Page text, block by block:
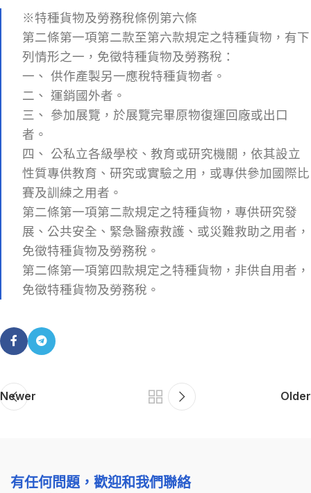
※特種貨物及勞務稅條例第六條
第二條第一項第二款至第六款規定之特種貨物，有下
列情形之一，免徵特種貨物及勞務稅：
一、 供作產製另一應稅特種貨物者。
二、 運銷國外者。
三、 參加展覽，於展覽完畢原物復運回廠或出口
者。
四、 公私立各級學校、教育或研究機關，依其設立
性質專供教育、研究或實驗之用，或專供參加國際比
賽及訓練之用者。
第二條第一項第二款規定之特種貨物，專供研究發
展、公共安全、緊急醫療救護、或災難救助之用者，
免徵特種貨物及勞務稅。
第二條第一項第四款規定之特種貨物，非供自用者，
免徵特種貨物及勞務稅。
Newer Older
有任何問題，歡迎和我們聯絡